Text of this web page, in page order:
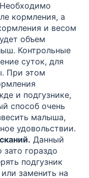
Необходимо
кормления, а
и весом
объем
Контрольные
суток, для
При этом
и подгузнике,
способ очень
малыша,
удовольствии.
Данный
гораздо
подгузник
заменить на